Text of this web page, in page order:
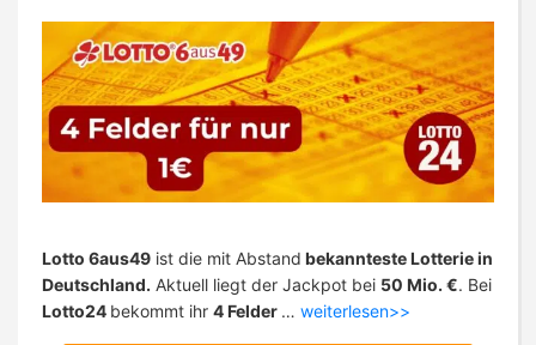
Lotto 6aus49 ist die mit Abstand bekannteste Lotterie in
Deutschland. Aktuell liegt der Jackpot bei 50 Mio. €. Bei
Lotto24 bekommt ihr 4 Felder … weiterlesen>>